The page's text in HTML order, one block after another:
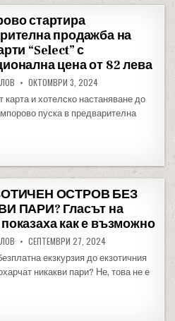
стартира
продажба на
“Select” с
цена от 82 лева
ОКТОМВРИ 3, 2024
и хотелско настаняване до
пуска в предварителна
СТАРТИРА ПРЕДВАРИТЕЛНА ПРОДАЖБА НА
ОСТРОВ БЕЗ
ПАРИ? Гласът на
как е възможно
СЕПТЕМВРИ 27, 2024
екзкурзия до екзотичния
никакви пари? Не, това не е
ОСТРОВ БЕЗ НИКАКВИ ПАРИ? ГЛАСЪТ